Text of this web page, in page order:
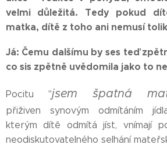
velmi důležitá.
Tedy pokud
matka, dítě z toho ani nemusí
Já: Čemu dalšímu by ses teď
co sis zpětně uvědomila jako to
Pocitu "jsem špatná
přiživen synovým odmítáním
kterým dítě odmítá jíst, vnímají
neodiskutovatelného selhání